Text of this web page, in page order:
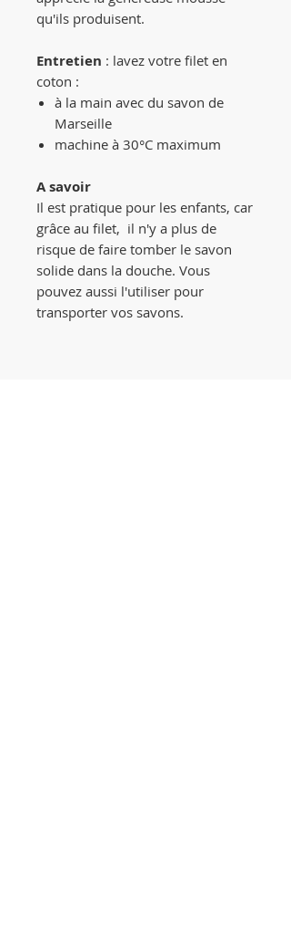
qu'ils produisent.
Entretien : lavez votre filet en
coton :
à la main avec du savon de
Marseille
machine à 30°C maximum
A savoir
Il est pratique pour les enfants, car
grâce au filet, il n'y a plus de
risque de faire tomber le savon
solide dans la douche. Vous
pouvez aussi l'utiliser pour
transporter vos savons.